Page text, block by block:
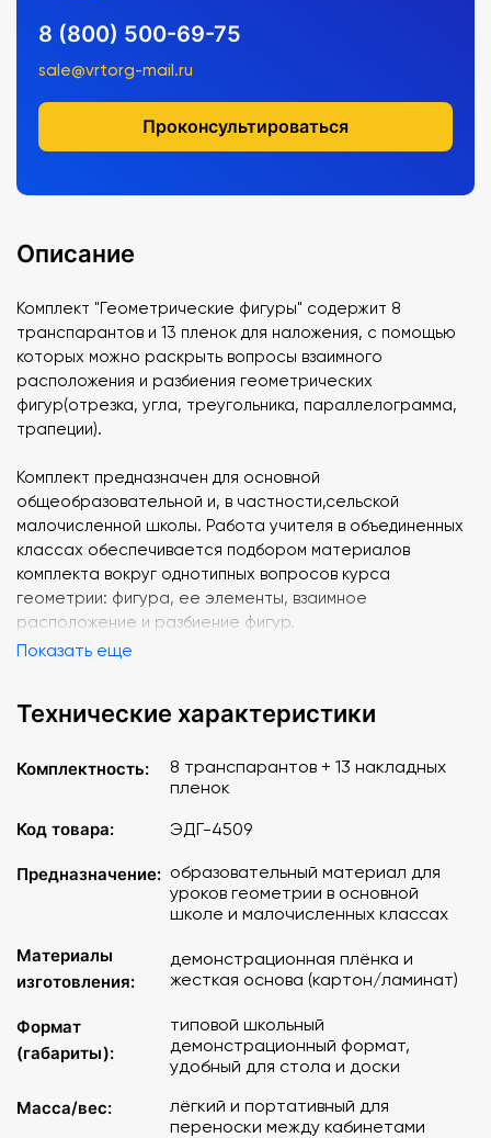
8 (800) 500-69-75
sale@vrtorg-mail.ru
Проконсультироваться
Описание
Комплект "Геометрические фигуры" содержит 8
транспарантов и 13 пленок для наложения, с помощью
которых можно раскрыть вопросы взаимного
расположения и разбиения геометрических
фигур(отрезка, угла, треугольника, параллелограмма,
трапеции).
Комплект предназначен для основной
общеобразовательной и, в частности,сельской
малочисленной школы. Работа учителя в объединенных
классах обеспечивается подбором материалов
комплекта вокруг однотипных вопросов курса
геометрии: фигура, ее элементы, взаимное
расположение и разбиение фигур.
Показать еще
Технические характеристики
Комплектность:
8 транспарантов + 13 накладных
пленок
Код товара:
ЭДГ-4509
Предназначение: образовательный материал для
уроков геометрии в основной
школе и малочисленных классах
Материалы
изготовления:
демонстрационная плёнка и
жесткая основа (картон/ламинат)
Формат
(габариты):
типовой школьный
демонстрационный формат,
удобный для стола и доски
Масса/вес:
лёгкий и портативный для
переноски между кабинетами